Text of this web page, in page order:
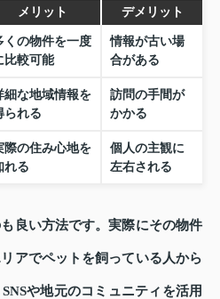
メリット デメリット
くの物件を一度
比較可能
情報が古い場
合がある
細な地域情報を
られる
訪問の手間が
かかる
際の住み心地を
れる
個人の主観に
左右される
良い方法です。実際にその物件
アでペットを飼っている人から
や地元のコミュニティを活用